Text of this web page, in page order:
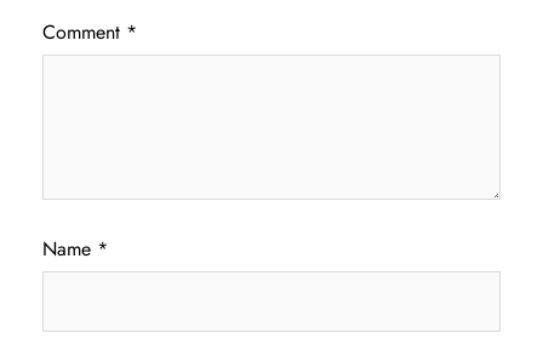
Comment *
Name *